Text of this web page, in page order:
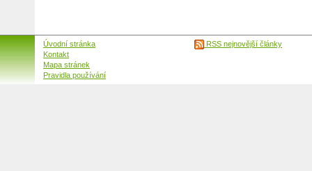
Úvodní stránka
Kontakt
Mapa stránek
Pravidla používání
RSS nejnovější články